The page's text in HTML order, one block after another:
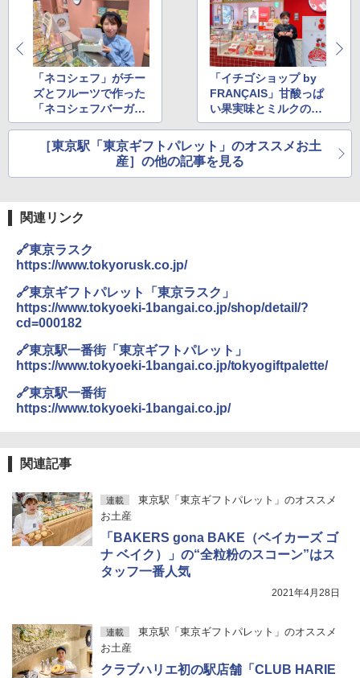
￥2,980
ニューエラ New Era キャップ メッシュキャ
ップ 9FORTY AFrame 15226380 NER37C00
94 ストーン ニューエラキャップ 9FORTYA
サーフライダーファウンデーション Surfride
r Foundation コラボ Aフレーム メンズ レデ
ィース 帽子 スナップバック a-frame 9フォー
ティー男女兼用ユニセックス 夏用 日除けUV
ケア FREE
0ml（連続噴射30秒）110ml（連続噴射15
付き ヒグマ・イノシシ対策 自治体・教育機
関の購入実績 登山・キャンプ・アウトドア・
￥3,680
「ネコシェフ」がチー
ズとフルーツで作った
「ネコシェフバーガ
ー」
「イチゴショップ by
FRANÇAIS」甘酸っぱ
い果実味とミルクのハ
ーモニーがうれしい
「〈生〉イチゴミルク
ケーキ」
［東京駅「東京ギフトパレット」のオススメお土
産］の他の記事を見る
関連リンク
🔗東京ラスク
https://www.tokyorusk.co.jp/
🔗東京ギフトパレット「東京ラスク」
https://www.tokyoeki-1bangai.co.jp/shop/detail/?
cd=000182
🔗東京駅一番街「東京ギフトパレット」
https://www.tokyoeki-1bangai.co.jp/tokyogiftpalette/
🔗東京駅一番街
https://www.tokyoeki-1bangai.co.jp/
関連記事
連載
東京駅「東京ギフトパレット」のオススメ
お土産
「BAKERS gona BAKE（ベイカーズ ゴ
ナ ベイク）」の“全粒粉のスコーン”はス
タッフ一番人気
2021年4月28日
連載
東京駅「東京ギフトパレット」のオススメ
お土産
クラブハリエ初の駅店舗「CLUB HARIE